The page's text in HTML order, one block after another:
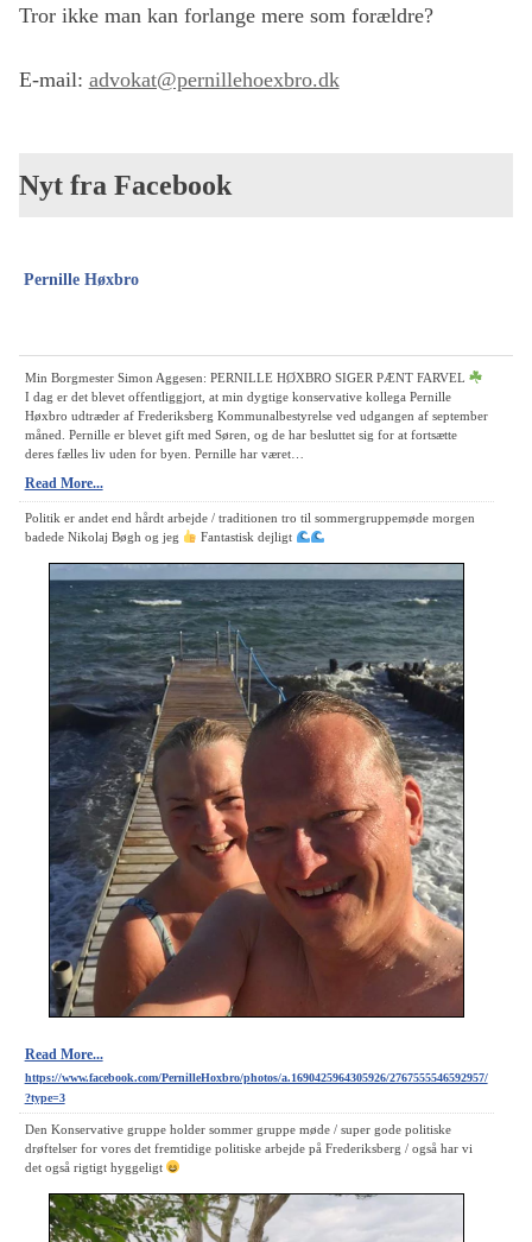
Tror ikke man kan forlange mere som forældre?
E-mail: advokat@pernillehoexbro.dk
Nyt fra Facebook
Pernille Høxbro
Min Borgmester Simon Aggesen: PERNILLE HØXBRO SIGER PÆNT FARVEL
I dag er det blevet offentliggjort, at min dygtige konservative kollega Pernille
Høxbro udtræder af Frederiksberg Kommunalbestyrelse ved udgangen af september
måned. Pernille er blevet gift med Søren, og de har besluttet sig for at fortsætte
deres fælles liv uden for byen. Pernille har været…
Read More...
Politik er andet end hårdt arbejde / traditionen tro til sommergruppemøde morgen
badede Nikolaj Bøgh og jeg
Fantastisk dejligt
Read More...
https://www.facebook.com/PernilleHoxbro/photos/a.1690425964305926/2767555546592957/
?type=3
Den Konservative gruppe holder sommer gruppe møde / super gode politiske
drøftelser for vores det fremtidige politiske arbejde på Frederiksberg / også har vi
det også rigtigt hyggeligt